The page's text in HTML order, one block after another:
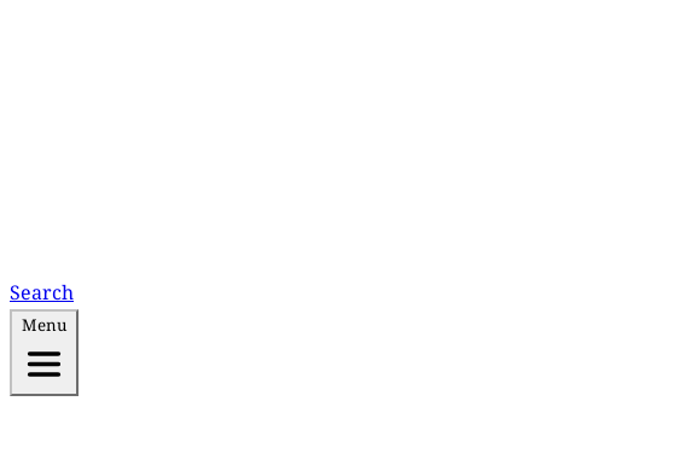
Search
Menu